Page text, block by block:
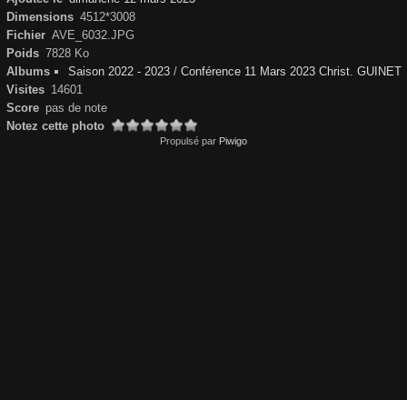
Dimensions 4512*3008
Fichier AVE_6032.JPG
Poids 7828 Ko
Albums
Saison 2022 - 2023/ Conférence 11 Mars 2023 Christ. GUINET
Visites 14601
Score pas de note
Notez cette photo
Propulsé par Piwigo